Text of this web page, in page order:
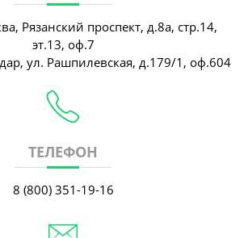
Рязанский проспект, д.8а, стр.14,
эт.13, оф.7
ул. Рашпилевская, д.179/1, оф.604
ТЕЛЕФОН
8 (800) 351-19-16